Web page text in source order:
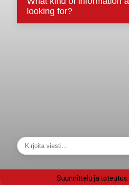
Tietosuoja
Tietosuojaselosteet